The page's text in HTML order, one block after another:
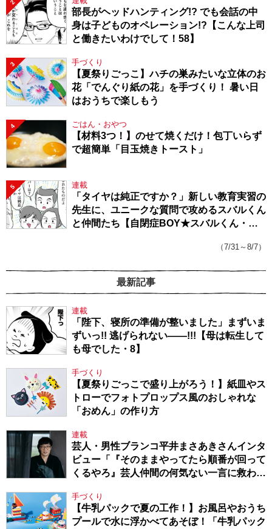
2
部長がヘッドハンティング!? でも会話の中
身は子どものオペレーション!?【こんな上司
と働きたいわけでして！58】
3 手づくり
【夏祭りごっこ】ハチの巣みたいな立体のお
花「でんぐり紙の花」を手づくり！ 暑い日
はおうちで楽しもう
4 ごはん・おやつ
【材料3つ！】のせて焼くだけ！包丁いらず
で超簡単「目玉焼きトースト」
5 連載
「タイヤは純正ですか？」新しい教育実習の
先生に、ユニークな質問で攻めるスバルくん
と仲間たち【自閉症BOY★スバルくん・
（7/31～8/7）
最新記事
連載
「陛下、寝所の準備が整いました」まずいま
ずいっ!! 逃げられない――!!!【母は転生して
も母でした・8】
手づくり
【夏祭りごっこで盛り上がろう！】紙皿やス
トローでフォトプロップス風のおしゃれな
「おめん」の作り方
連載
芸人・男性ブランコ平井まさあきさんインタ
ビュー「『そのままやってたら順番が回って
くるやろ』芸人仲間の何気ない一言に救われ
手づくり
【牛乳パックで夏の工作！】お風呂やおうち
プールで水に浮かべてあそぼ！「牛乳パック